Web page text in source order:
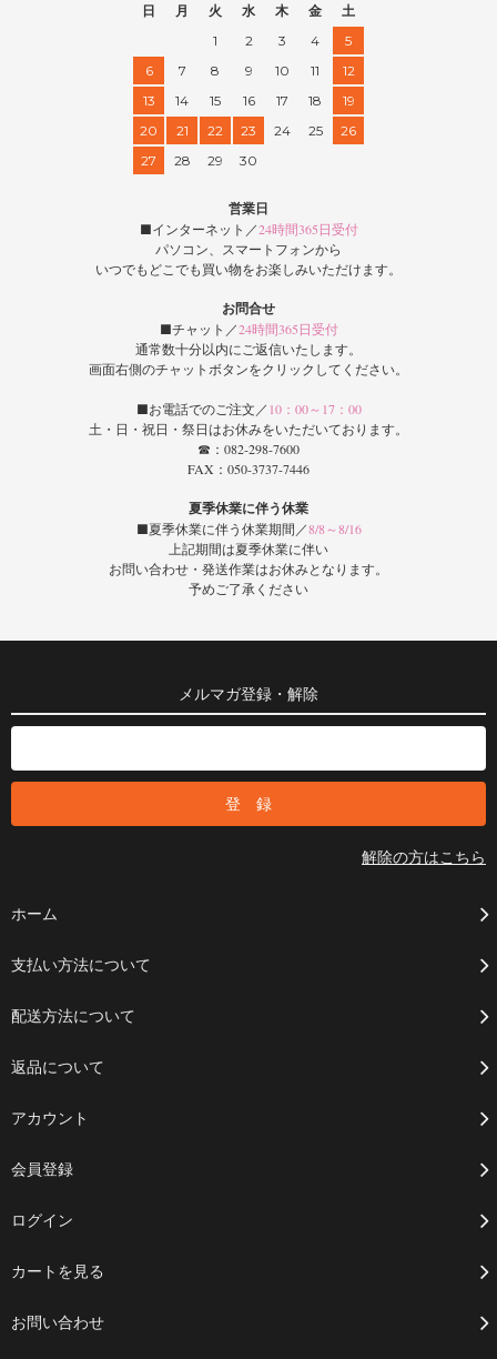
日
月 火 水 木 金
土
1
2 3 4
5
6
7 8 9 10 11
12
13
14 15 16 17 18
19
20
21 22 23 24 25
26
27
28 29 30
営業日
■インターネット／24時間365日受付
パソコン、スマートフォンから
いつでもどこでも買い物をお楽しみいただけます。
お問合せ
■チャット／24時間365日受付
通常数十分以内にご返信いたします。
画面右側のチャットボタンをクリックしてください。
■お電話でのご注文／ 10：00～17：00
土・日・祝日・祭日はお休みをいただいております。
☎：082-298-7600
FAX：050-3737-7446
夏季休業に伴う休業
■夏季休業に伴う休業期間／8/8～8/16
上記期間は夏季休業に伴い
お問い合わせ・発送作業はお休みとなります。
予めご了承ください
メルマガ登録・解除
解除の方はこちら
ホーム
支払い方法について
配送方法について
返品について
アカウント
会員登録
ログイン
カートを見る
お問い合わせ